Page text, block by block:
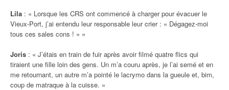
Lila : « Lorsque les CRS ont commencé à charger pour évacuer le
Vieux-Port, j’ai entendu leur responsable leur crier : « Dégagez-moi
tous ces sales cons ! » »
Joris : « J’étais en train de fuir après avoir filmé quatre flics qui
tiraient une fille loin des gens. Un m’a couru après, je l’ai semé et en
me retournant, un autre m’a pointé le lacrymo dans la gueule et, bim,
coup de matraque à la cuisse. »